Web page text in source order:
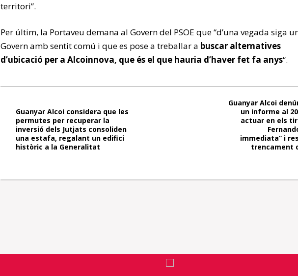
territori”.
Per últim, la Portaveu demana al Govern del PSOE que “d’una vegada siga
Govern amb sentit comú i que es pose a treballar a buscar alternatives
d’ubicació per a Alcoinnova, que és el que hauria d’haver fet fa anys“.
Guanyar Alcoi
un informe al
actuar en els
immediata” i
trencament
Guanyar Alcoi considera que les
permutes per recuperar la
inversió dels Jutjats consoliden
una estafa, regalant un edifici
històric a la Generalitat